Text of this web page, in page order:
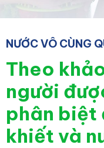
NƯỚC VÔ CÙNG
Theo
người
phân biệt
khiết và